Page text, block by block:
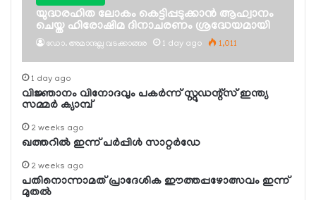
യുദ്ധരഹിത ലോകം കെട്ടിപ്പടുക്കാന്‍ ആഹ്വാനം
ചെയ്ത ഹിരോഷിമ ദിനാചരണം ശ്രദ്ധേയമായി
ഡോ. അമാനുല്ല വടക്കാങ്ങര 1 day ago 1,011
1 day ago
വിജ്ഞാനം വിനോദവും പകര്‍ന്ന് സ്റ്റുഡന്റ്‌സ് ഇന്ത്യ
സമ്മര്‍ ക്യാമ്പ്
2 weeks ago
ഖത്തറില്‍ ഇന്ന് പര്‍പ്പിള്‍ സാറ്റര്‍ഡേ
2 weeks ago
പതിനൊന്നാമത് പ്രാദേശിക ഈത്തപ്പഴോത്സവം ഇന്ന്
മുതല്‍